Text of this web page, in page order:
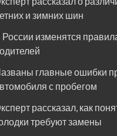
и зимних шин
России изменятся
главные ошибки
с пробегом
рассказал, как
требуют замены